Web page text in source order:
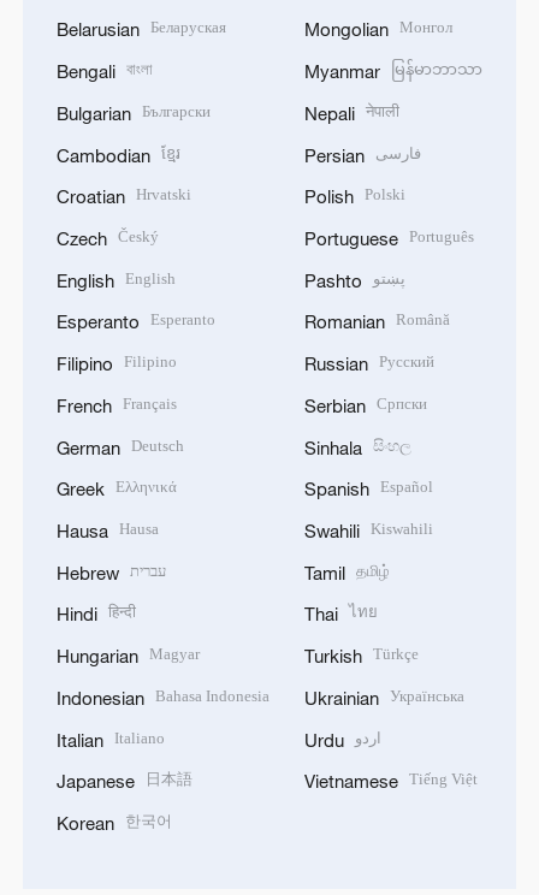
Belarusian Беларуская
Bengali বাংলা
Bulgarian Български
Cambodian ខ្មែរ
Croatian Hrvatski
Czech Český
English English
Esperanto Esperanto
Filipino Filipino
French Français
German Deutsch
Greek Ελληνικά
Hausa Hausa
Hebrew עברית
Hindi हिन्दी
Hungarian Magyar
Indonesian Bahasa Indonesia
Italian Italiano
Japanese 日本語
Korean 한국어
Mongolian Монгол
Myanmar မြန်မာဘာသာ
Nepali नेपाली
Persian فارسی
Polish Polski
Portuguese Português
Pashto پښتو
Romanian Română
Russian Русский
Serbian Српски
Sinhala සිංහල
Spanish Español
Swahili Kiswahili
Tamil தமிழ்
Thai ไทย
Turkish Türkçe
Ukrainian Українська
Urdu اردو
Vietnamese Tiếng Việt